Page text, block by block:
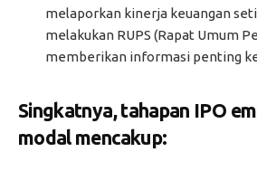
melaporkan kinerja keuangan
melakukan RUPS (Rapat Umum
memberikan informasi penting
Singkatnya, tahapan IPO
modal mencakup: